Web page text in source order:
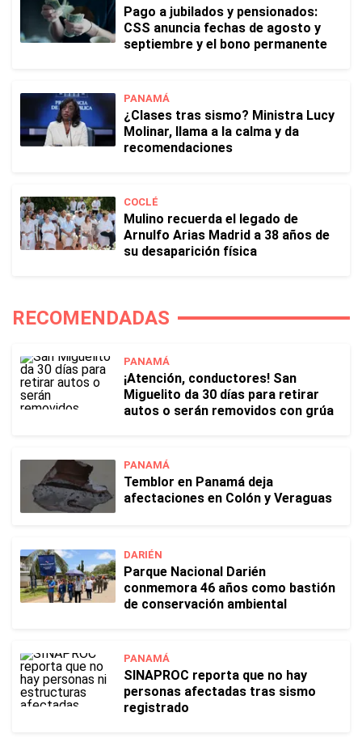
Pago a jubilados y pensionados:
CSS anuncia fechas de agosto y
septiembre y el bono permanente
PANAMÁ
¿Clases tras sismo? Ministra Lucy
Molinar, llama a la calma y da
recomendaciones
COCLÉ
Mulino recuerda el legado de
Arnulfo Arias Madrid a 38 años de
su desaparición física
RECOMENDADAS
PANAMÁ
¡Atención, conductores! San
Miguelito da 30 días para retirar
autos o serán removidos con grúa
PANAMÁ
Temblor en Panamá deja
afectaciones en Colón y Veraguas
DARIÉN
Parque Nacional Darién
conmemora 46 años como bastión
de conservación ambiental
PANAMÁ
SINAPROC reporta que no hay
personas afectadas tras sismo
registrado